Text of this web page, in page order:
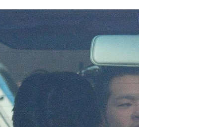
選手が証言した“NPB聞... 「クマが悪者扱いされて